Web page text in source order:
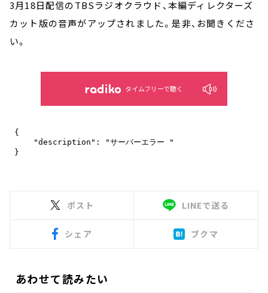
3月18日配信のTBSラジオクラウド、本編ディレクターズ
カット版の音声がアップされました。是非、お聞きくださ
い。
タイムフリーで聴く
ポスト LINEで送る
シェア ブクマ
あわせて読みたい